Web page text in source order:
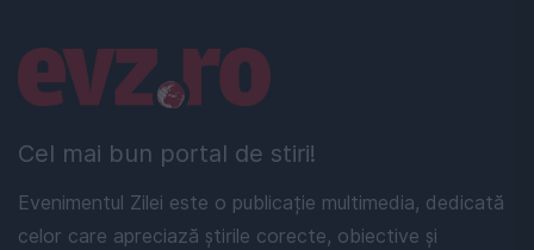
Cel mai bun portal de stiri!
Evenimentul Zilei este o publicație multimedia, dedicată
celor care apreciază știrile corecte, obiective și
Linkuri utile